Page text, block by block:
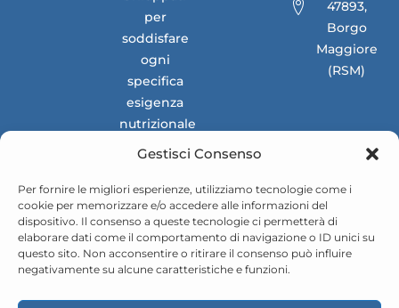
Gestisci Consenso
Per fornire le migliori esperienze, utilizziamo tecnologie come i
cookie per memorizzare e/o accedere alle informazioni del
dispositivo. Il consenso a queste tecnologie ci permetterà di
elaborare dati come il comportamento di navigazione o ID unici su
questo sito. Non acconsentire o ritirare il consenso può influire
negativamente su alcune caratteristiche e funzioni.
per
soddisfare
ogni
specifica
esigenza
nutrizionale
dei
nazionali e
internazionali.
47893,
Borgo
Maggiore
(RSM)